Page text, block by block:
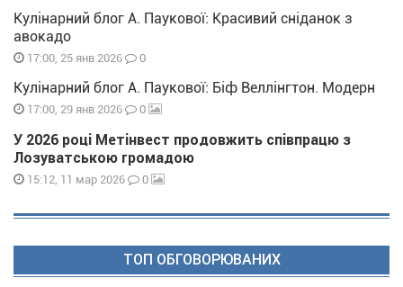
Кулінарний блог А. Паукової: Красивий сніданок з
авокадо
17:00, 25 янв 2026 0
Кулінарний блог А. Паукової: Біф Веллінгтон. Модерн
17:00, 29 янв 2026 0
У 2026 році Метінвест продовжить співпрацю з
Лозуватською громадою
15:12, 11 мар 2026 0
ТОП ОБГОВОРЮВАНИХ